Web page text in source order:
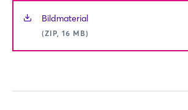
Bildmaterial
(ZIP, 16 MB)